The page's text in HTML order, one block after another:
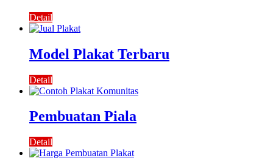
Detail
Model Plakat Terbaru
Detail
Pembuatan Piala
Detail